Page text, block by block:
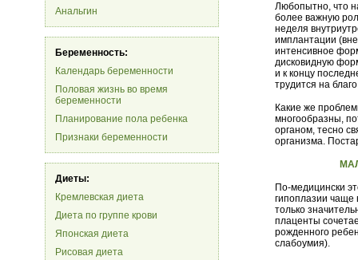
Анальгин
Беременность:
Календарь беременности
Половая жизнь во время
беременности
Планирование пола ребенка
Признаки беременности
Диеты:
Кремлевская диета
Диета по группе крови
Японская диета
Рисовая диета
Любопытно, что
более важную
неделя
имплантации
интенсивное
дисковидную
и к концу
трудится на
Какие же
многообразны,
органом, тесно
организма.
По-медицински
гипоплазии чаще
только
плаценты
рожденного
слабоумия).